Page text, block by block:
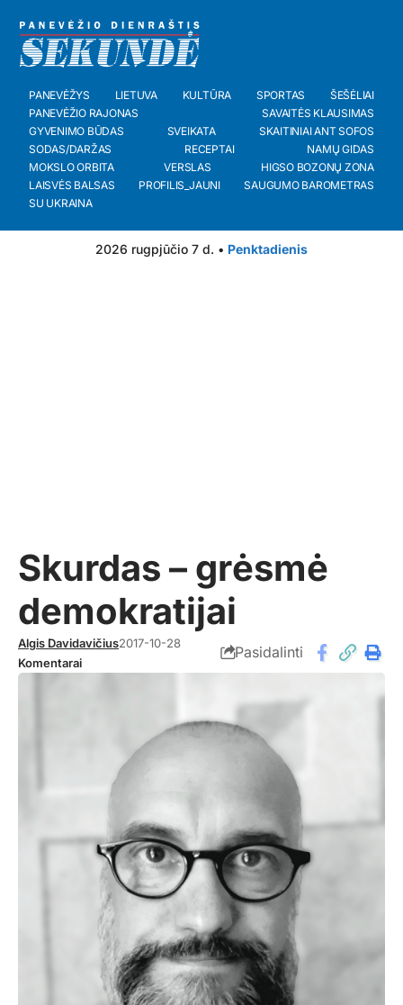
PANEVĖŽYS LIETUVA KULTŪRA SPORTAS
ŠEŠĖLIAI
PANEVĖŽIO RAJONAS
SAVAITĖS KLAUSIMAS
GYVENIMO BŪDAS
SVEIKATA
SKAITINIAI ANT SOFOS
SODAS/DARŽAS
RECEPTAI
NAMŲ GIDAS
MOKSLO ORBITA
VERSLAS
HIGSO BOZONŲ ZONA
LAISVĖS BALSAS
PROFILIS_JAUNI
SAUGUMO BAROMETRAS
SU UKRAINA
2026 rugpjūčio 7 d. • Penktadienis
Skurdas – grėsmė
demokratijai
Algis Davidavičius2017-10-28
Komentarai
Pasidalinti